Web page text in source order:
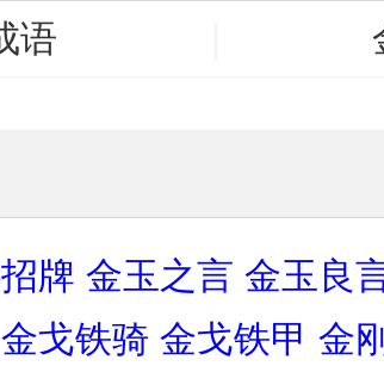
语
牌 金玉之言 金玉良
金戈铁骑 金戈铁甲 金